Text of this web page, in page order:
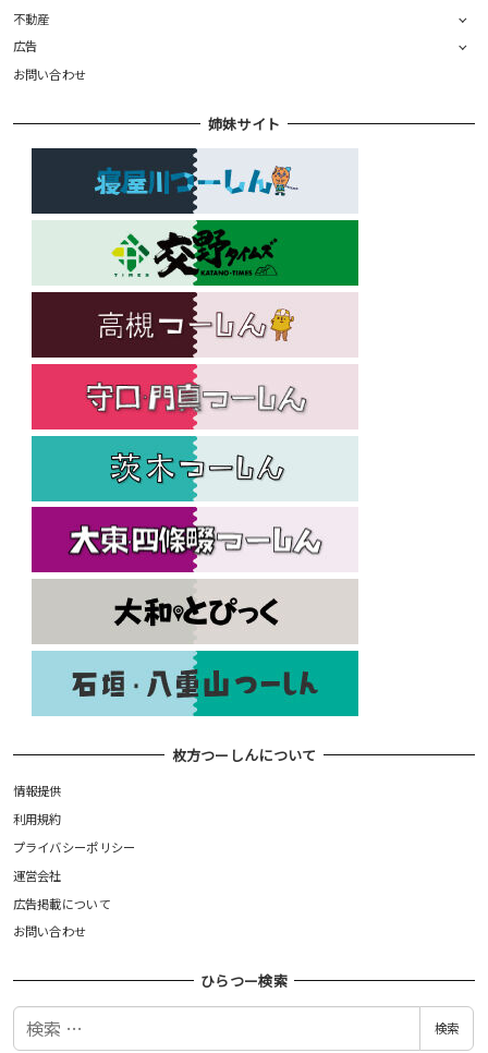
不動産
広告
お問い合わせ
姉妹サイト
枚方つーしんについて
情報提供
利用規約
プライバシーポリシー
運営会社
広告掲載について
お問い合わせ
ひらつー検索
検
検索